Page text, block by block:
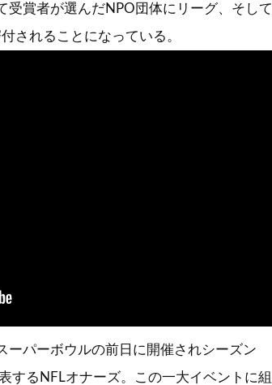
受賞者が選んだNPO団体にリーグ、そして
されることになっている。
ーパーボウルの前日に開催されシーズン
するNFLオナーズ。この一大イベントに組